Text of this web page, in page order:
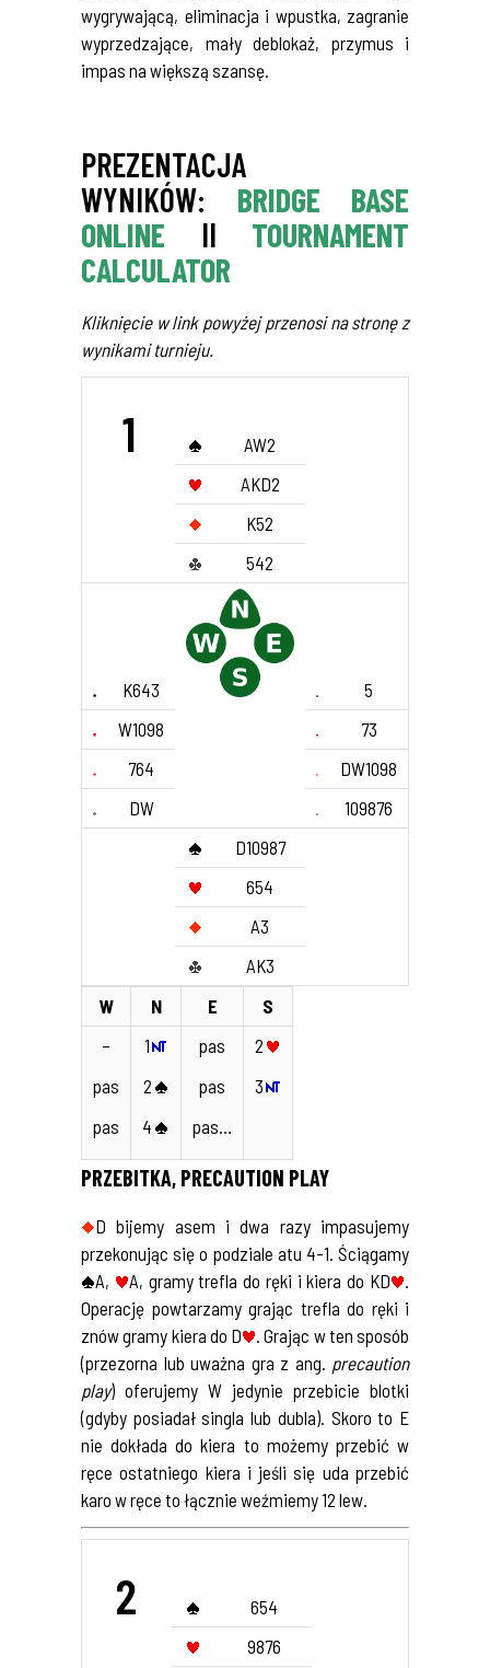
wygrywającą, eliminacja i wpustka, zagranie
wyprzedzające, mały deblokaż, przymus i
impas na większą szansę.
PREZENTACJA
WYNIKÓW: BRIDGE BASE
ONLINE II TOURNAMENT
CALCULATOR
Kliknięcie w link powyżej przenosi na stronę z
wynikami turnieju.
1
AW2
AKD2
K52
542
K643
5
W1098
73
764
DW1098
DW
109876
D10987
654
A3
AK3
W
N E
S
–
pas
pas
1
2
4
pas
pas
pas…
2
3
PRZEBITKA, PRECAUTION PLAY
D bijemy asem i dwa razy impasujemy
przekonując się o podziale atu 4-1. Ściągamy
A,
A, gramy trefla do ręki i kiera do KD
.
Operację powtarzamy grając trefla do ręki i
znów gramy kiera do D
. Grając w ten sposób
(przezorna lub uważna gra z ang. precaution
play) oferujemy W jedynie przebicie blotki
(gdyby posiadał singla lub dubla). Skoro to E
nie dokłada do kiera to możemy przebić w
ręce ostatniego kiera i jeśli się uda przebić
karo w ręce to łącznie weźmiemy 12 lew.
2
654
9876